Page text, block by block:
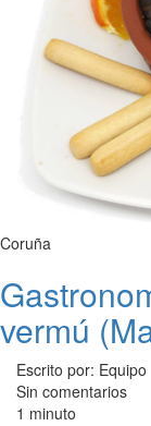
Coruña
vermú
Escrito por: Equipo
Sin comentarios
1 minuto